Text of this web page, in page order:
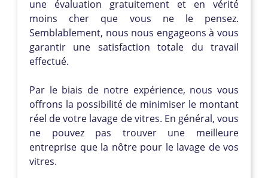
une évaluation gratuitement et en vérité
moins cher que vous ne le pensez.
Semblablement, nous nous engageons à vous
garantir une satisfaction totale du travail
effectué.
Par le biais de notre expérience, nous vous
offrons la possibilité de minimiser le montant
réel de votre lavage de vitres. En général, vous
ne pouvez pas trouver une meilleure
entreprise que la nôtre pour le lavage de vos
vitres.